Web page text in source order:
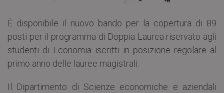
È disponibile il nuovo bando per la copertura di 89
posti per il programma di Doppia Laurea riservato agli
studenti di Economia iscritti in posizione regolare al
primo anno delle lauree magistrali.
Il Dipartimento di Scienze economiche e aziendali